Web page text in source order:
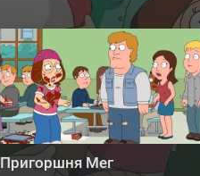
Пригоршня Мег